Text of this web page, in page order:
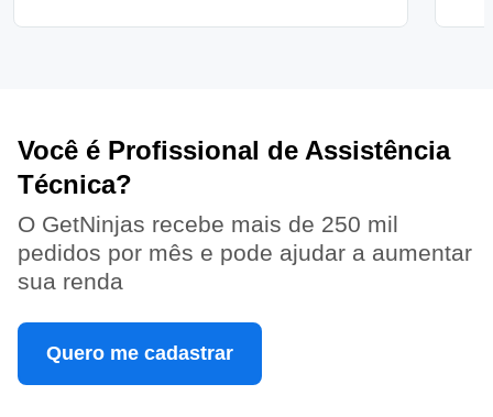
Você é Profissional de Assistência
Técnica?
O GetNinjas recebe mais de 250 mil
pedidos por mês e pode ajudar a aumentar
sua renda
Quero me cadastrar